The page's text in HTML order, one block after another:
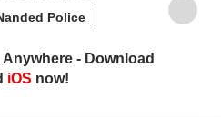
Police
- Download
iOS now!